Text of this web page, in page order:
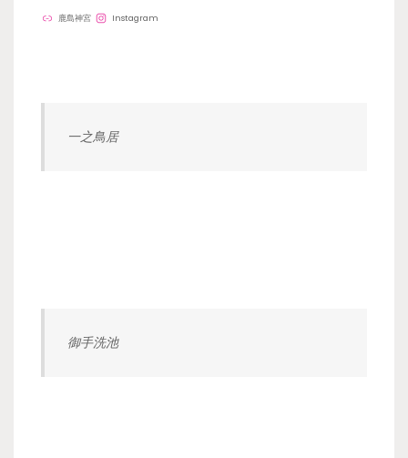
鹿島神宮 Instagram
一之鳥居
御手洗池